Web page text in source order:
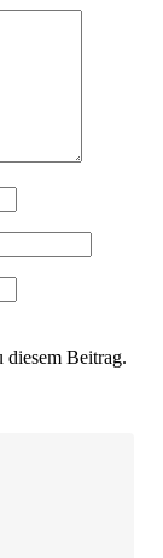
diesem Beitrag.